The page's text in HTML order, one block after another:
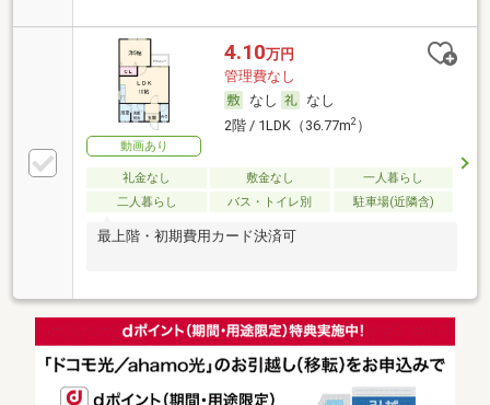
動画あり
4.10万円
管理費なし
なし
なし
2階 / 1LDK（36.77m2）
礼金なし 敷金なし
一人暮らし
二人暮らし
バス・トイレ別 駐車場(近隣含)
最上階・初期費用カード決済可